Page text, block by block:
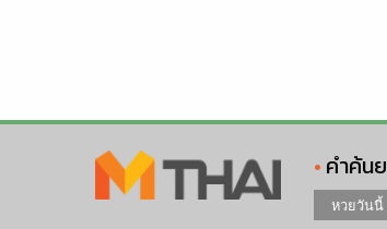
คำค้น
หวยวันนี้